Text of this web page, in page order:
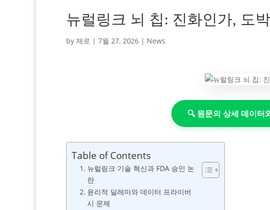
뉴럴링크 뇌 칩: 진화인가, 도
by 제로 | 7월 27, 2026 | News
🔍 원문의 상세 데이터
Table of Contents
뉴럴링크 기술 혁신과 FDA 승인 논
란
윤리적 딜레마와 데이터 프라이버
시 문제